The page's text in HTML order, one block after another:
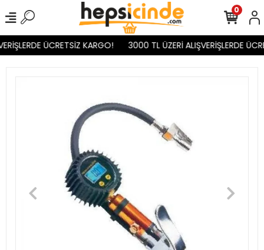
ÜCRETSİZ KARGO! 3000 TL ÜZERİ ALIŞVERİŞLERDE
0